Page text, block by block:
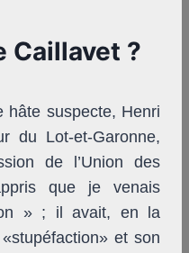
Caillavet ?
hâte suspecte, Henri
du Lot-et-Garonne,
de l’Union des
que je venais
» ; il avait, en la
et son